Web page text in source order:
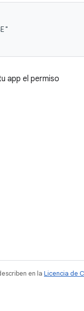
app el permiso
en la Licencia de